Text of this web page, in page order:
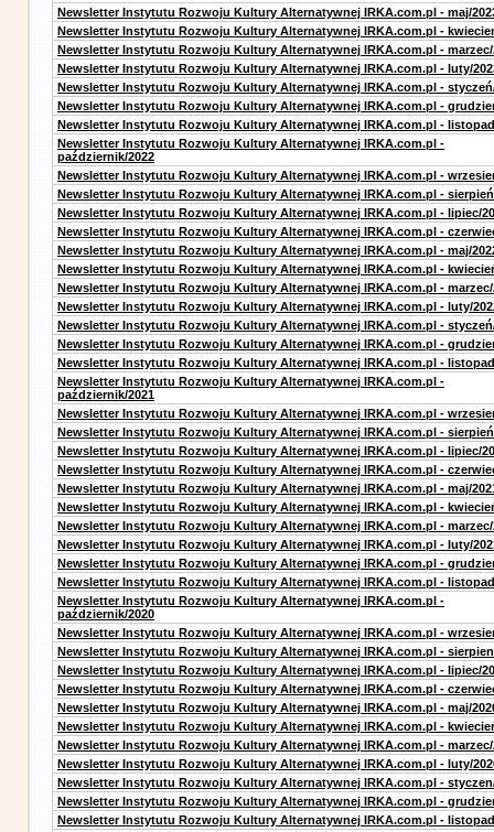
Newsletter Instytutu Rozwoju Kultury Alternatywnej IRKA.com.pl - maj/
Newsletter Instytutu Rozwoju Kultury Alternatywnej IRKA.com.pl -
Newsletter Instytutu Rozwoju Kultury Alternatywnej IRKA.com.pl - marzec/
Newsletter Instytutu Rozwoju Kultury Alternatywnej IRKA.com.pl - luty/
Newsletter Instytutu Rozwoju Kultury Alternatywnej IRKA.com.pl -
Newsletter Instytutu Rozwoju Kultury Alternatywnej IRKA.com.pl -
Newsletter Instytutu Rozwoju Kultury Alternatywnej IRKA.com.pl -
Newsletter Instytutu Rozwoju Kultury Alternatywnej IRKA.com.pl -
październik/2022
Newsletter Instytutu Rozwoju Kultury Alternatywnej IRKA.com.pl -
Newsletter Instytutu Rozwoju Kultury Alternatywnej IRKA.com.pl -
Newsletter Instytutu Rozwoju Kultury Alternatywnej IRKA.com.pl - lipiec/
Newsletter Instytutu Rozwoju Kultury Alternatywnej IRKA.com.pl -
Newsletter Instytutu Rozwoju Kultury Alternatywnej IRKA.com.pl - maj/
Newsletter Instytutu Rozwoju Kultury Alternatywnej IRKA.com.pl -
Newsletter Instytutu Rozwoju Kultury Alternatywnej IRKA.com.pl - marzec/
Newsletter Instytutu Rozwoju Kultury Alternatywnej IRKA.com.pl - luty/
Newsletter Instytutu Rozwoju Kultury Alternatywnej IRKA.com.pl -
Newsletter Instytutu Rozwoju Kultury Alternatywnej IRKA.com.pl -
Newsletter Instytutu Rozwoju Kultury Alternatywnej IRKA.com.pl -
Newsletter Instytutu Rozwoju Kultury Alternatywnej IRKA.com.pl -
październik/2021
Newsletter Instytutu Rozwoju Kultury Alternatywnej IRKA.com.pl -
Newsletter Instytutu Rozwoju Kultury Alternatywnej IRKA.com.pl -
Newsletter Instytutu Rozwoju Kultury Alternatywnej IRKA.com.pl - lipiec/
Newsletter Instytutu Rozwoju Kultury Alternatywnej IRKA.com.pl -
Newsletter Instytutu Rozwoju Kultury Alternatywnej IRKA.com.pl - maj/
Newsletter Instytutu Rozwoju Kultury Alternatywnej IRKA.com.pl -
Newsletter Instytutu Rozwoju Kultury Alternatywnej IRKA.com.pl - marzec/
Newsletter Instytutu Rozwoju Kultury Alternatywnej IRKA.com.pl - luty/
Newsletter Instytutu Rozwoju Kultury Alternatywnej IRKA.com.pl -
Newsletter Instytutu Rozwoju Kultury Alternatywnej IRKA.com.pl -
Newsletter Instytutu Rozwoju Kultury Alternatywnej IRKA.com.pl -
październik/2020
Newsletter Instytutu Rozwoju Kultury Alternatywnej IRKA.com.pl -
Newsletter Instytutu Rozwoju Kultury Alternatywnej IRKA.com.pl -
Newsletter Instytutu Rozwoju Kultury Alternatywnej IRKA.com.pl - lipiec/
Newsletter Instytutu Rozwoju Kultury Alternatywnej IRKA.com.pl -
Newsletter Instytutu Rozwoju Kultury Alternatywnej IRKA.com.pl - maj/
Newsletter Instytutu Rozwoju Kultury Alternatywnej IRKA.com.pl -
Newsletter Instytutu Rozwoju Kultury Alternatywnej IRKA.com.pl - marzec/
Newsletter Instytutu Rozwoju Kultury Alternatywnej IRKA.com.pl - luty/
Newsletter Instytutu Rozwoju Kultury Alternatywnej IRKA.com.pl -
Newsletter Instytutu Rozwoju Kultury Alternatywnej IRKA.com.pl -
Newsletter Instytutu Rozwoju Kultury Alternatywnej IRKA.com.pl -